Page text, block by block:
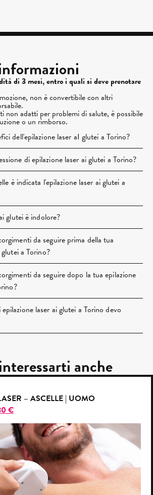
di 3 mesi, entro i quali si deve prenotare
non è convertibile con altri
non adatti per problemi di salute, è possibile
o un rimborso.
dell'epilazione laser aI glutei a Torino?
di epilazione laser ai glutei a Torino?
è indicata l'epilazione laser ai glutei a
glutei è indolore?
da seguire prima della tua
a Torino?
da seguire dopo la tua epilazione
laser ai glutei a Torino devo
anche
– ASCELLE | UOMO
€